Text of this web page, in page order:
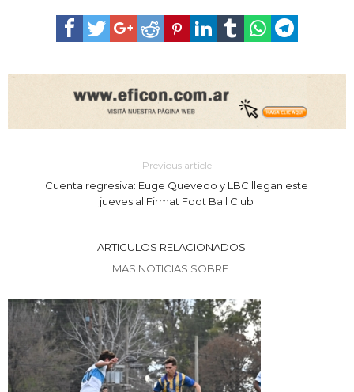
Previous article
Cuenta regresiva: Euge Quevedo y LBC llegan este
jueves al Firmat Foot Ball Club
ARTICULOS RELACIONADOS
MAS NOTICIAS SOBRE